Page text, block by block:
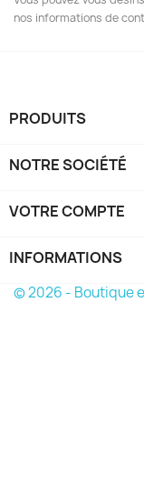
nos informations de
PRODUITS
NOTRE SOCIÉTÉ
VOTRE COMPTE
INFORMATIONS
© 2026 - Boutique